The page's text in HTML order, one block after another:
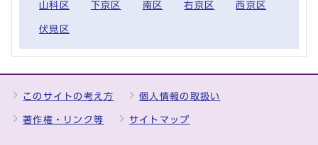
山科区 下京区 南区 右京区 西京区
伏見区
このサイトの考え方 個人情報の取扱い
著作権・リンク等 サイトマップ